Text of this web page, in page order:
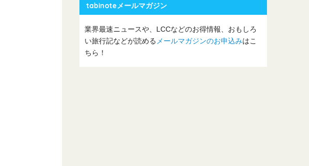
tabinoteメールマガジン
業界最速ニュースや、LCCなどのお得情報、おもしろ
い旅行記などが読める メールマガジンのお申込みはこ
ちら！